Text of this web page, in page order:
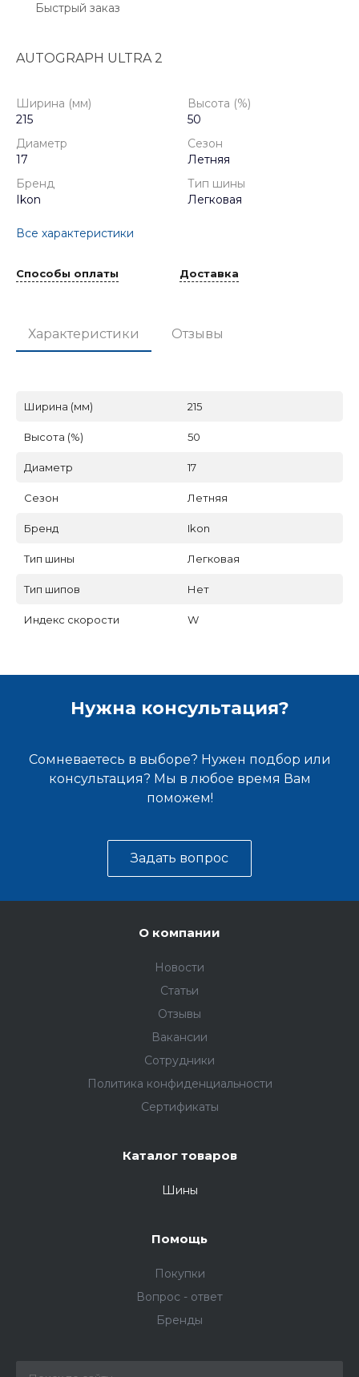
Быстрый заказ
AUTOGRAPH ULTRA 2
Ширина (мм)
215
Высота (%)
50
Диаметр
17
Сезон
Летняя
Бренд
Ikon
Тип шины
Легковая
Все характеристики
Способы оплаты Доставка
Характеристики Отзывы
Ширина (мм) 215
Высота (%) 50
Диаметр 17
Сезон Летняя
Бренд Ikon
Тип шины Легковая
Тип шипов Нет
Индекс скорости W
Нужна консультация?
Сомневаетесь в выборе? Нужен подбор или
консультация? Мы в любое время Вам
поможем!
Задать вопрос
О компании
Новости
Статьи
Отзывы
Вакансии
Сотрудники
Политика конфиденциальности
Сертификаты
Каталог товаров
Шины
Помощь
Покупки
Вопрос - ответ
Бренды